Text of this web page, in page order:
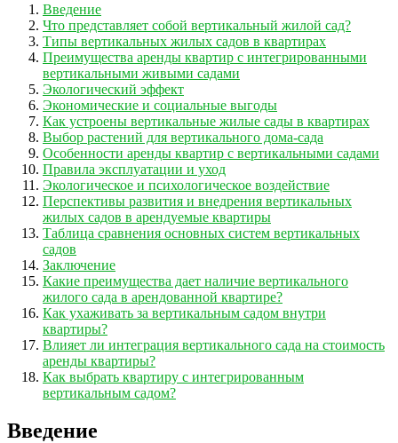
Введение
Что представляет собой вертикальный жилой сад?
Типы вертикальных жилых садов в квартирах
Преимущества аренды квартир с интегрированными
вертикальными живыми садами
Экологический эффект
Экономические и социальные выгоды
Как устроены вертикальные жилые сады в квартирах
Выбор растений для вертикального дома-садa
Особенности аренды квартир с вертикальными садами
Правила эксплуатации и уход
Экологическое и психологическое воздействие
Перспективы развития и внедрения вертикальных
жилых садов в арендуемые квартиры
Таблица сравнения основных систем вертикальных
садов
Заключение
Какие преимущества дает наличие вертикального
жилого сада в арендованной квартире?
Как ухаживать за вертикальным садом внутри
квартиры?
Влияет ли интеграция вертикального сада на стоимость
аренды квартиры?
Как выбрать квартиру с интегрированным
вертикальным садом?
Введение